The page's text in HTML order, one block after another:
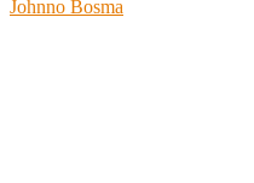
Johnno Bosma